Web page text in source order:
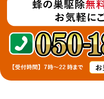
コラム
よく